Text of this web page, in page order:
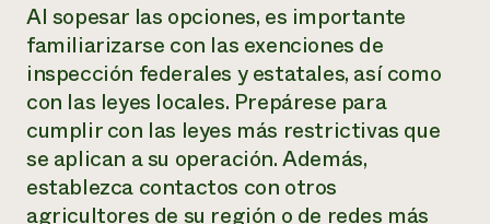
Al sopesar las opciones, es importante
familiarizarse con las exenciones de
inspección federales y estatales, así como
con las leyes locales. Prepárese para
cumplir con las leyes más restrictivas que
se aplican a su operación. Además,
establezca contactos con otros
agricultores de su región o de redes más